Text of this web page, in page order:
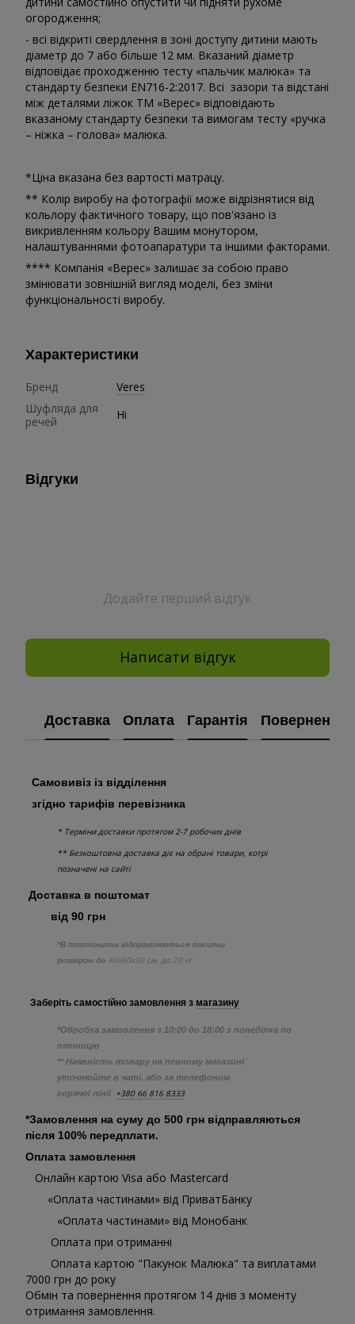
огородження;
- всі відкриті свердлення в зоні доступу дитини мають
діаметр до 7 або більше 12 мм. Вказаний діаметр
відповідає проходженню тесту «пальчик малюка» та
стандарту безпеки EN716-2:2017. Всі зазори та відстані
між деталями ліжок ТМ «Верес» відповідають
вказаному стандарту безпеки та вимогам тесту «ручка
– ніжка – голова» малюка.
*Ціна вказана без вартості матрацу.
** Колір виробу на фотографії може відрізнятися від
кольлору фактичного товару, що пов'язано із
викривленням кольору Вашим монутором,
налаштуваннями фотоапаратури та іншими факторами.
**** Компанія «Верес» залишає за собою право
змінювати зовнішній вигляд моделі, без зміни
функціональності виробу.
Характеристики
Бренд
Veres
Шуфляда для
речей
Ні
Відгуки
Додайте перший відгук
Написати відгук
Доставка Оплата Гарантія Повернення
Самовивіз із відділення
згідно тарифів перевізника
* Терміни доставки протягом 2-7 робочих днів
** Безкоштовна доставка діє на обрані товари, котрі
позначені на сайті
Доставка в поштомат
від 90 грн
*В поштомати відправляються посилки
розміром до 40х60х30 см, до 20 кг
Заберіть самостійно замовлення з магазину
*Обробка замовлення з 10:00 до 18:00 з понеділка по
пятницю
** Наявність товару на певному магазині
уточнюйте в чаті, або за телефоном
горячої лінії +380 66 816 8333
*Замовлення на суму до 500 грн відправляються
після 100% передплати.
Оплата замовлення
Онлайн картою Visa або Mastercard
«Оплата частинами» від ПриватБанку
«Оплата частинами» від Монобанк
Оплата при отриманні
Оплата картою "Пакунок Малюка" та виплатами
7000 грн до року
Обмін та повернення протягом 14 днів з моменту
отримання замовлення.